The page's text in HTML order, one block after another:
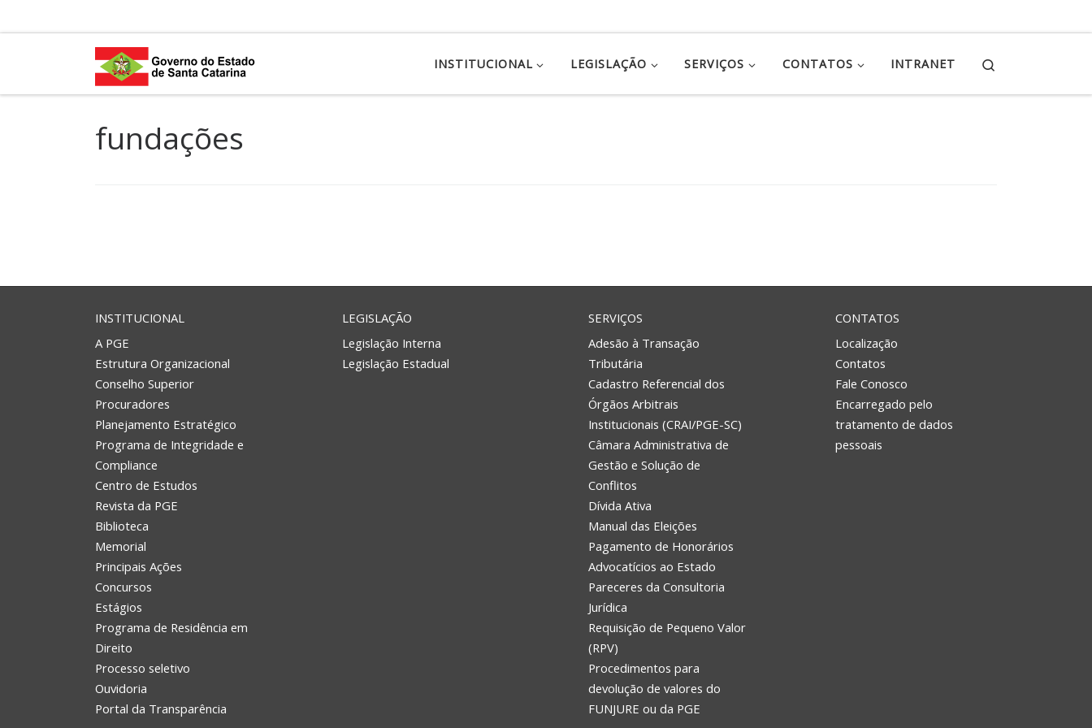
INSTITUCIONAL LEGISLAÇÃO SERVIÇOS CONTATOS INTRANET
fundações
INSTITUCIONAL
A PGE
Estrutura Organizacional
Conselho Superior
Procuradores
Planejamento Estratégico
Programa de Integridade e
Compliance
Centro de Estudos
Revista da PGE
Biblioteca
Memorial
Principais Ações
Concursos
Estágios
Programa de Residência em
Direito
Processo seletivo
Ouvidoria
Portal da Transparência
LEGISLAÇÃO
Legislação Interna
Legislação Estadual
SERVIÇOS
Adesão à Transação
Tributária
Cadastro Referencial dos
Órgãos Arbitrais
Institucionais (CRAI/PGE-SC)
Câmara Administrativa de
Gestão e Solução de
Conflitos
Dívida Ativa
Manual das Eleições
Pagamento de Honorários
Advocatícios ao Estado
Pareceres da Consultoria
Jurídica
Requisição de Pequeno Valor
(RPV)
Procedimentos para
devolução de valores do
FUNJURE ou da PGE
CONTATOS
Localização
Contatos
Fale Conosco
Encarregado pelo
tratamento de dados
pessoais